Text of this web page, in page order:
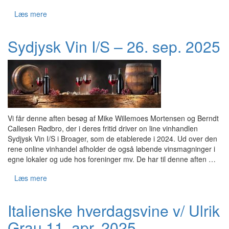
Læs mere
Sydjysk Vin I/S – 26. sep. 2025
Vi får denne aften besøg af Mike Willemoes Mortensen og Berndt
Callesen Rødbro, der i deres fritid driver on line vinhandlen
Sydjysk Vin I/S i Broager, som de etablerede i 2024. Ud over den
rene online vinhandel afholder de også løbende vinsmagninger i
egne lokaler og ude hos foreninger mv. De har til denne aften …
Læs mere
Italienske hverdagsvine v/ Ulrik